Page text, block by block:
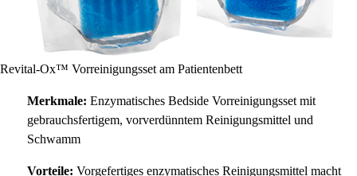
Revital-Ox™ Vorreinigungsset am Patientenbett
Merkmale: Enzymatisches Bedside Vorreinigungsset mit
gebrauchsfertigem, vorverdünntem Reinigungsmittel und
Schwamm
Vorteile: Vorgefertiges enzymatisches Reinigungsmittel macht